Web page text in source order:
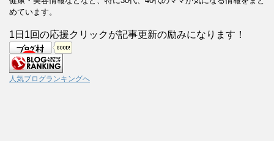
めています。
1日1回の応援クリックが記事更新の励みになります！
人気ブログランキングへ